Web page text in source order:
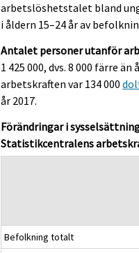
arbetslöshetstalet bland
i åldern 15–24 år av
Antalet personer utanför
1 425 000, dvs. 8 000 färre
arbetskraften var 134 000
år 2017.
Förändringar i
Statistikcentralens
Befolkning totalt